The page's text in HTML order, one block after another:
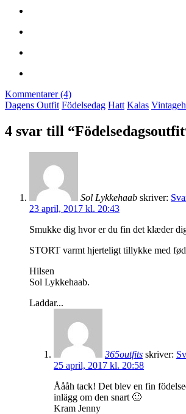
Kommentarer (4)
Dagens Outfit Födelsedag Hatt Kalas
4 svar till
Sol Lykkehaab skriver:
23 april, 2017 kl. 20:43
Smukke dig hvor er du fin det klæder
STORT varmt hjerteligt tillykke med
Hilsen
Sol Lykkehaab.
Laddar...
365outfits skriver:
25 april, 2017 kl. 20:58
Åååh tack! Det blev en fin
inlägg om den snart 🙂
Kram Jenny